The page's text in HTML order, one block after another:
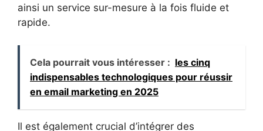
ainsi un service sur-mesure à la fois fluide et
rapide.
Cela pourrait vous intéresser : les cinq
indispensables technologiques pour réussir
en email marketing en 2025
Il est également crucial d’intégrer des